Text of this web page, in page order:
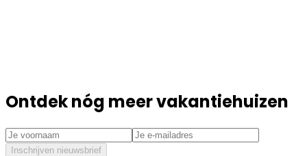
Ontdek nóg meer vakantiehuizen
Inschrijven nieuwsbrief